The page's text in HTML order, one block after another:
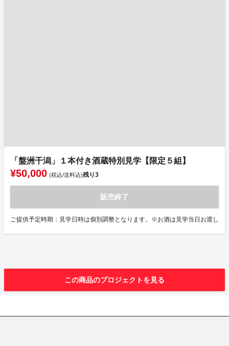
「盤洲干潟」１本付き酒蔵特別見学【限定５組】
¥50,000 (税込/送料込)残り3
販売終了
ご提供予定時期：見学日時は個別調整となります。※お酒は見学当日お渡し
この商品のプロジェクトを見る